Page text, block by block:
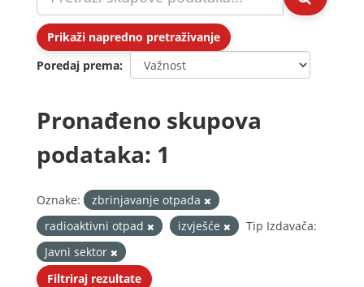
Prikaži napredno pretraživanje
Poredaj prema
Pronađeno skupova
podataka: 1
Oznake:
zbrinjavanje otpada
radioaktivni otpad
izvješće
Tip Izdavača:
Javni sektor
Filtriraj rezultate